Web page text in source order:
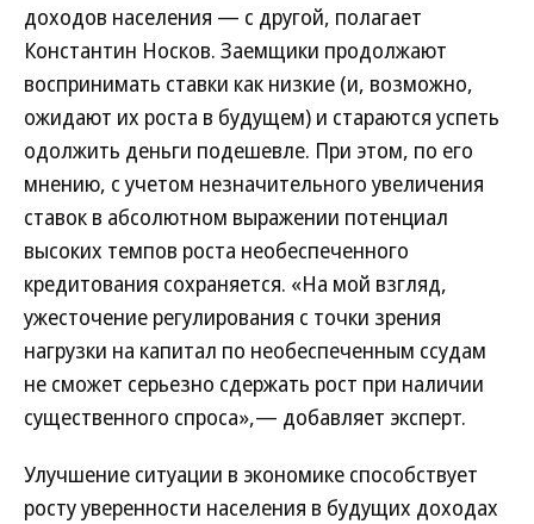
доходов населения — с другой, полагает
Константин Носков. Заемщики продолжают
воспринимать ставки как низкие (и, возможно,
ожидают их роста в будущем) и стараются успеть
одолжить деньги подешевле. При этом, по его
мнению, с учетом незначительного увеличения
ставок в абсолютном выражении потенциал
высоких темпов роста необеспеченного
кредитования сохраняется. «На мой взгляд,
ужесточение регулирования с точки зрения
нагрузки на капитал по необеспеченным ссудам
не сможет серьезно сдержать рост при наличии
существенного спроса»,— добавляет эксперт.
Улучшение ситуации в экономике способствует
росту уверенности населения в будущих доходах